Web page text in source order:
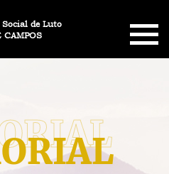
JOÃO DE CAMPOS
Organização Social de Luto
NÓS